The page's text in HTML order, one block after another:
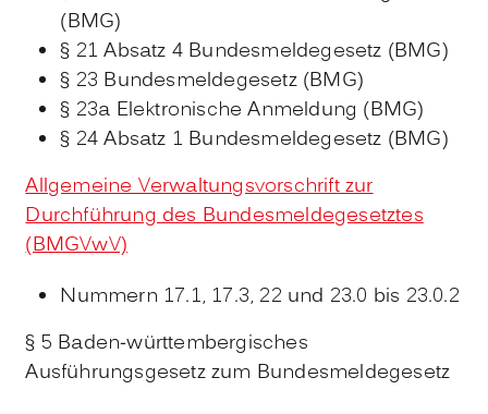
(BMG)
§ 21 Absatz 4 Bundesmeldegesetz (BMG)
§ 23 Bundesmeldegesetz (BMG)
§ 23a Elektronische Anmeldung (BMG)
§ 24 Absatz 1 Bundesmeldegesetz (BMG)
Allgemeine Verwaltungsvorschrift zur
Durchführung des Bundesmeldegesetztes
(BMGVwV)
Nummern 17.1, 17.3, 22 und 23.0 bis 23.0.2
§ 5 Baden-württembergisches
Ausführungsgesetz zum Bundesmeldegesetz